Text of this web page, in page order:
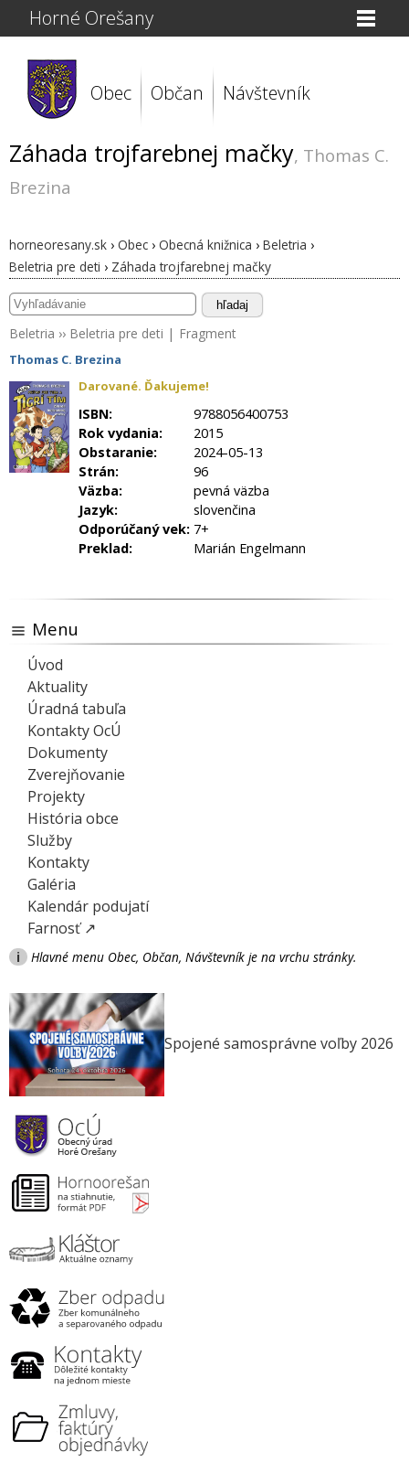
Horné Orešany
Obec Občan Návštevník
Záhada trojfarebnej mačky, Thomas C.
Brezina
horneoresany.sk › Obec › Obecná knižnica › Beletria ›
Beletria pre deti › Záhada trojfarebnej mačky
hľadaj
Beletria ›› Beletria pre deti | Fragment
Thomas C. Brezina
Darované. Ďakujeme!
ISBN:
9788056400753
Rok vydania:
2015
Obstaranie:
2024-05-13
Strán:
96
Väzba:
pevná väzba
Jazyk:
slovenčina
Odporúčaný vek: 7+
Preklad:
Marián Engelmann
Menu
Úvod
Aktuality
Úradná tabuľa
Kontakty OcÚ
Dokumenty
Zverejňovanie
Projekty
História obce
Služby
Kontakty
Galéria
Kalendár podujatí
Farnosť ↗
i Hlavné menu Obec, Občan, Návštevník je na vrchu stránky.
Spojené samosprávne voľby 2026